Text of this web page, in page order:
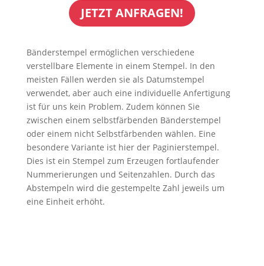
JETZT ANFRAGEN!
Bänderstempel ermöglichen verschiedene
verstellbare Elemente in einem Stempel. In den
meisten Fällen werden sie als Datumstempel
verwendet, aber auch eine individuelle Anfertigung
ist für uns kein Problem. Zudem können Sie
zwischen einem selbstfärbenden Bänderstempel
oder einem nicht Selbstfärbenden wählen. Eine
besondere Variante ist hier der Paginierstempel.
Dies ist ein Stempel zum Erzeugen fortlaufender
Nummerierungen und Seitenzahlen. Durch das
Abstempeln wird die gestempelte Zahl jeweils um
eine Einheit erhöht.